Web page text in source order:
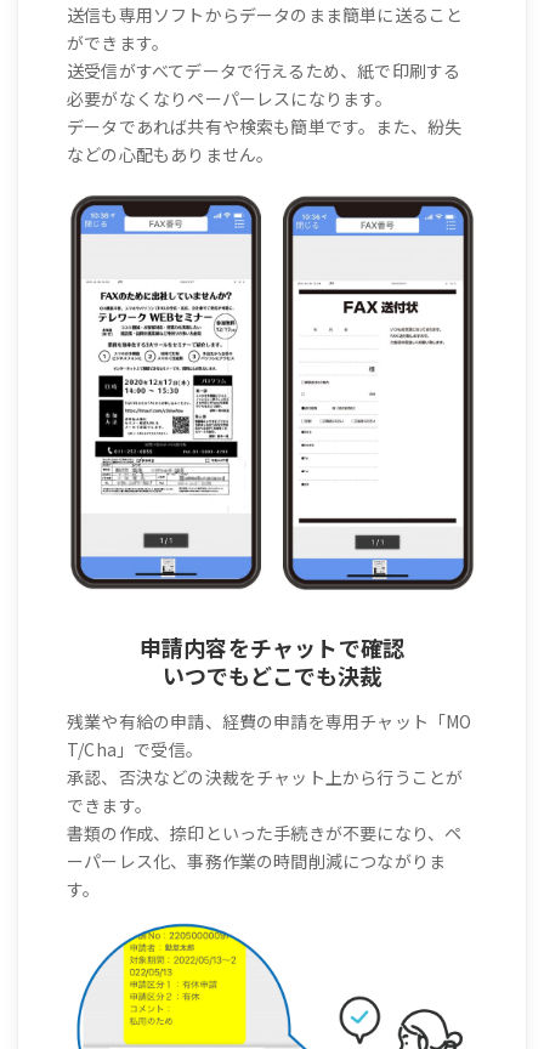
送信も専用ソフトからデータのまま簡単に送ること
ができます。
送受信がすべてデータで行えるため、紙で印刷する
必要がなくなりペーパーレスになります。
データであれば共有や検索も簡単です。また、紛失
などの心配もありません。
申請内容をチャットで確認
いつでもどこでも決裁
残業や有給の申請、経費の申請を専用チャット「MO
T/Cha」で受信。
承認、否決などの決裁をチャット上から行うことが
できます。
書類の作成、捺印といった手続きが不要になり、ペ
ーパーレス化、事務作業の時間削減につながりま
す。